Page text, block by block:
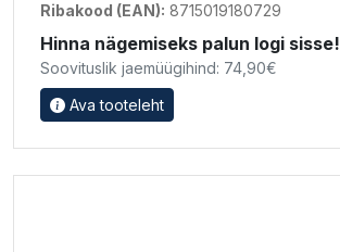
Ribakood (EAN): 8715019180729
Hinna nägemiseks palun logi sisse!
Soovituslik jaemüügihind: 74,90€
Ava tooteleht